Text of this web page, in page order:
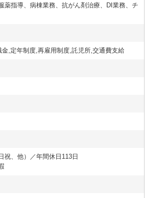
薬指導、病棟業務、抗がん剤治療、DI業務、チ
,定年制度,再雇用制度,託児所,交通費支給
祝、他）／年間休日113日